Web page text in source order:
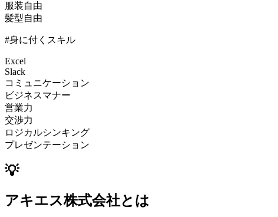
服装自由
髪型自由
#身に付くスキル
Excel
Slack
コミュニケーション
ビジネスマナー
営業力
交渉力
ロジカルシンキング
プレゼンテーション
💡
アキエス株式会社とは